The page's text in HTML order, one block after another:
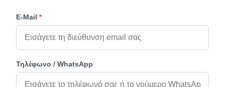
E-Mail *
Τηλέφωνο / WhatsApp